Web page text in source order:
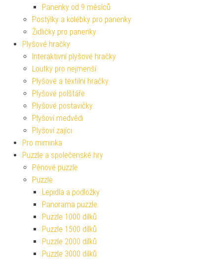
Panenky od 9 měsíců
Postýlky a kolébky pro panenky
Židličky pro panenky
Plyšové hračky
Interaktivní plyšové hračky
Loutky pro nejmenší
Plyšové a textilní hračky
Plyšové polštáře
Plyšové postavičky
Plyšoví medvědi
Plyšoví zajíci
Pro miminka
Puzzle a společenské hry
Pěnové puzzle
Puzzle
Lepidla a podložky
Panorama puzzle
Puzzle 1000 dílků
Puzzle 1500 dílků
Puzzle 2000 dílků
Puzzle 3000 dílků